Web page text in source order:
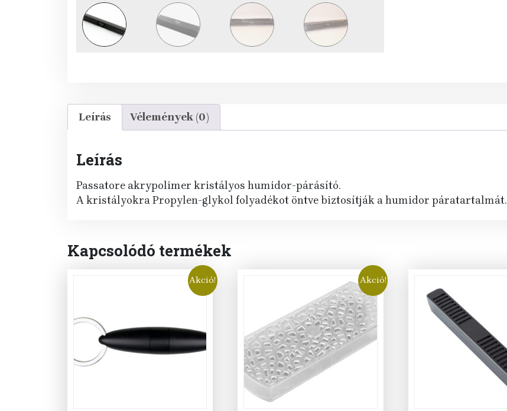
Leírás Vélemények (0)
Leírás
Passatore akrypolimer kristályos humidor-párásító.
A kristályokra Propylen-glykol folyadékot öntve biztosítják a humidor páratartalmát.
Kapcsolódó termékek
Akció! Akció!